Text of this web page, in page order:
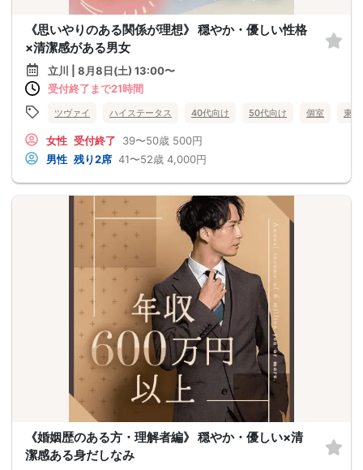
《思いやりのある関係が理想》 穏やか・優しい性格
×清潔感がある男女
立川 | 8月8日(土) 13:00〜
受付終了まで21時間
ツヴァイ ハイステータス 40代向け 50代向け 個室 東
女性 受付終了 39〜50歳 500円
男性 残り2席 41〜52歳 4,000円
《婚姻歴のある方・理解者編》 穏やか・優しい×清
潔感ある身だしなみ